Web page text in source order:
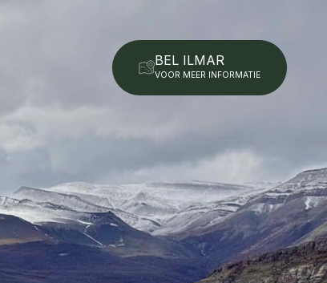
BEL ILMAR
VOOR MEER INFORMATIE